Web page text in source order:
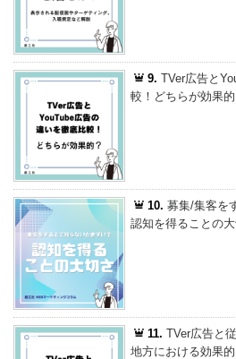
9. TVer広告と
較！どちらが効果的
10. 募集/集客を
認知を得ることの大
11. TVer広告と
地方における効果